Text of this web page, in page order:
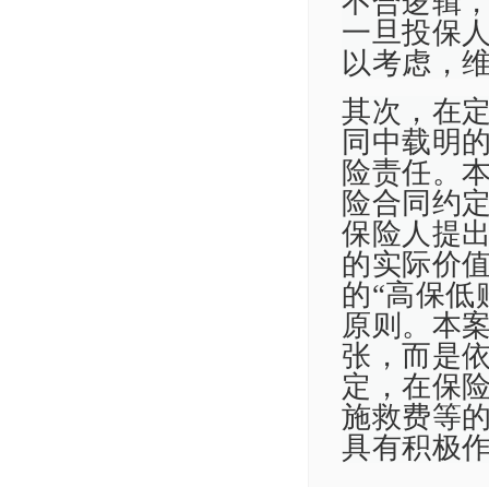
一旦投保
以考虑，
其次，在
同中载明
险责任。
险合同约
保险人提
的实际价
的“高保低
原则。本
张，而是
定，在保
施救费等
具有积极